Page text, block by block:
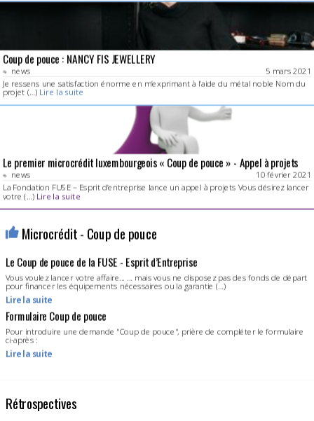
Coup de pouce : NANCY FIS JEWELLERY
news 5 mars 2021
Je ressens une satisfaction énorme en m’exprimant à l’aide du métal noble Nom du
projet (…) Lire la suite
Le premier microcrédit luxembourgeois « Coup de pouce » - Appel à projets
news 10 février 2021
La Fondation FUSE – Esprit d’entreprise lance un appel à projets Vous désirez lancer
votre (…) Lire la suite
Microcrédit - Coup de pouce
Le Coup de pouce de la FUSE - Esprit d’Entreprise
Vous voulez lancer votre affaire... ... mais vous ne disposez pas des fonds de départ
pour financer les équipements nécessaires ou la garantie (…)
Lire la suite
Formulaire Coup de pouce
Pour introduire une demande "Coup de pouce", prière de compléter le formulaire
ci-après :
Lire la suite
Rétrospectives